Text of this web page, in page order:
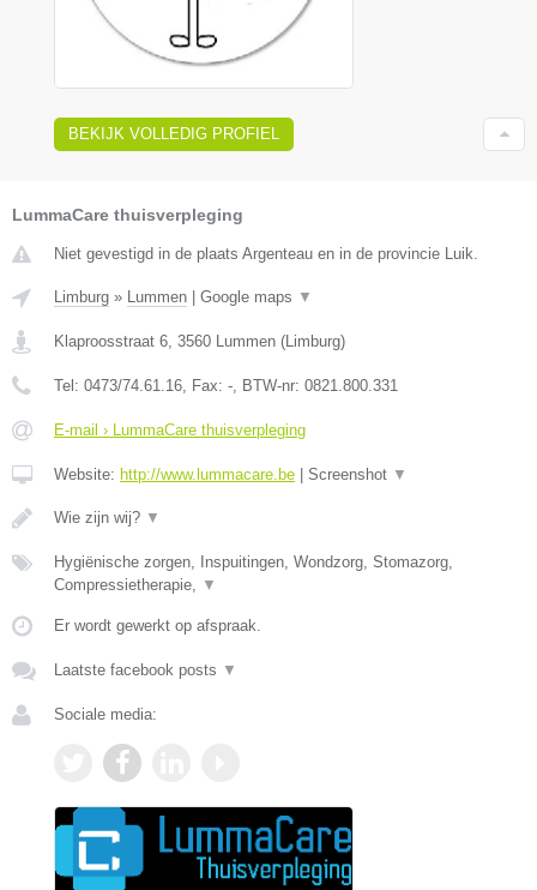
BEKIJK VOLLEDIG PROFIEL
LummaCare thuisverpleging
Niet gevestigd in de plaats Argenteau en in de provincie Luik.
Limburg » Lummen Google maps ▼
Klaproosstraat 6, 3560 Lummen (Limburg)
Tel: 0473/74.61.16, Fax: -, BTW-nr: 0821.800.331
E-mail › LummaCare thuisverpleging
Website: http://www.lummacare.be Screenshot ▼
Wie zijn wij? ▼
Hygiënische zorgen, Inspuitingen, Wondzorg, Stomazorg,
Compressietherapie, ▼
Er wordt gewerkt op afspraak.
Laatste facebook posts ▼
Sociale media: